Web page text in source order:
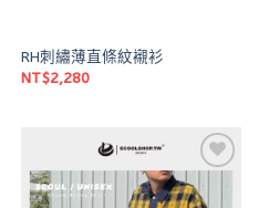
RH刺繡薄直條紋襯衫
NT$2,280
Add to
wishlist